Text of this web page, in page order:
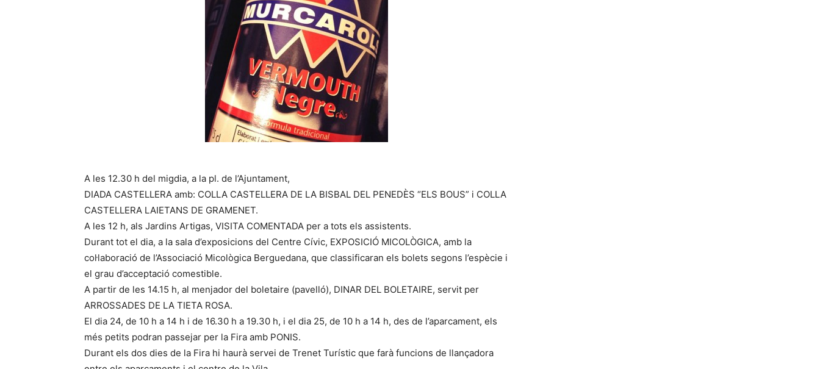
A les 12.30 h del migdia, a la pl. de l’Ajuntament,
DIADA CASTELLERA amb: COLLA CASTELLERA DE LA BISBAL DEL PENEDÈS “ELS BOUS” i COLLA
CASTELLERA LAIETANS DE GRAMENET.
A les 12 h, als Jardins Artigas, VISITA COMENTADA per a tots els assistents.
Durant tot el dia, a la sala d’exposicions del Centre Cívic, EXPOSICIÓ MICOLÒGICA, amb la
col·laboració de l’Associació Micològica Berguedana, que classificaran els bolets segons l’espècie i
el grau d’acceptació comestible.
A partir de les 14.15 h, al menjador del boletaire (pavelló), DINAR DEL BOLETAIRE, servit per
ARROSSADES DE LA TIETA ROSA.
El dia 24, de 10 h a 14 h i de 16.30 h a 19.30 h, i el dia 25, de 10 h a 14 h, des de l’aparcament, els
més petits podran passejar per la Fira amb PONIS.
Durant els dos dies de la Fira hi haurà servei de Trenet Turístic que farà funcions de llançadora